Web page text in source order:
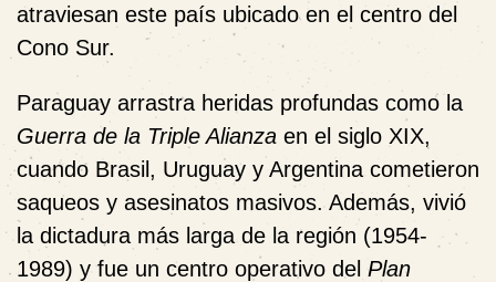
atraviesan este país ubicado en el centro del
Cono Sur.
Paraguay arrastra heridas profundas como la
Guerra de la Triple Alianza en el siglo XIX,
cuando Brasil, Uruguay y Argentina cometieron
saqueos y asesinatos masivos. Además, vivió
la dictadura más larga de la región (1954-
1989) y fue un centro operativo del Plan